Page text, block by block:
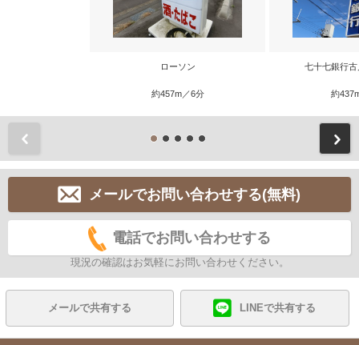
ローソン
約457m／6分
七十七銀行
約
メールでお問い合わせする(無料)
電話でお問い合わせする
現況の確認はお気軽にお問い合わせください。
メールで共有する LINEで共有する